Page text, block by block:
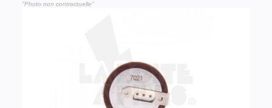
"Photo non contractuelle"